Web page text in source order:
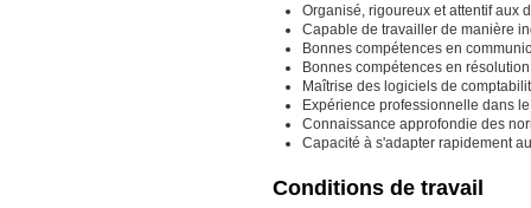
Organisé, rigoureux et attentif aux
Capable de travailler de manière
Bonnes compétences en
Bonnes compétences en
Maîtrise des logiciels de
Expérience professionnelle dans
Connaissance approfondie des
Capacité à s'adapter rapidement
Conditions de travail